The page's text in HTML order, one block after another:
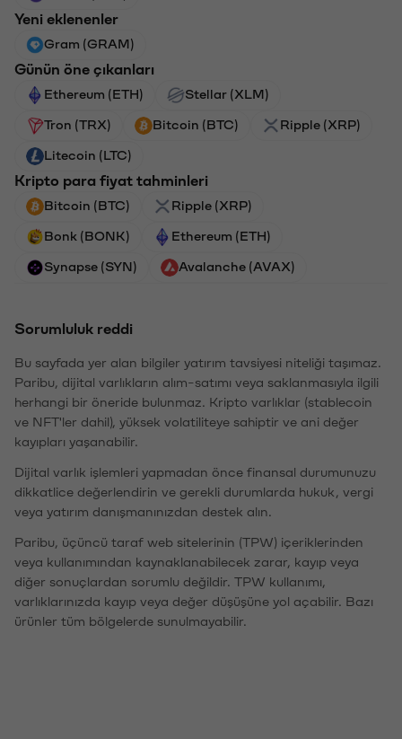
Yeni eklenenler
Gram (GRAM)
Günün öne çıkanları
Ethereum (ETH) Stellar (XLM)
Tron (TRX) Bitcoin (BTC) Ripple (XRP)
Litecoin (LTC)
Kripto para fiyat tahminleri
Bitcoin (BTC) Ripple (XRP)
Bonk (BONK) Ethereum (ETH)
Synapse (SYN) Avalanche (AVAX)
Sorumluluk reddi
Bu sayfada yer alan bilgiler yatırım tavsiyesi niteliği taşımaz.
Paribu, dijital varlıkların alım-satımı veya saklanmasıyla ilgili
herhangi bir öneride bulunmaz. Kripto varlıklar (stablecoin
ve NFT'ler dahil), yüksek volatiliteye sahiptir ve ani değer
kayıpları yaşanabilir.
Dijital varlık işlemleri yapmadan önce finansal durumunuzu
dikkatlice değerlendirin ve gerekli durumlarda hukuk, vergi
veya yatırım danışmanınızdan destek alın.
Paribu, üçüncü taraf web sitelerinin (TPW) içeriklerinden
veya kullanımından kaynaklanabilecek zarar, kayıp veya
diğer sonuçlardan sorumlu değildir. TPW kullanımı,
varlıklarınızda kayıp veya değer düşüşüne yol açabilir. Bazı
ürünler tüm bölgelerde sunulmayabilir.